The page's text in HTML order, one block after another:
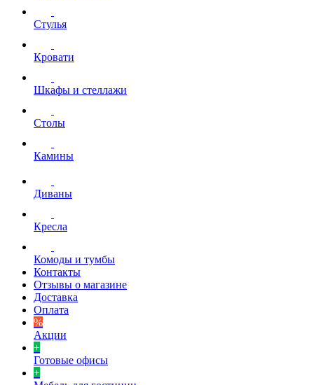
Стулья
Кровати
Шкафы и стеллажи
Столы
Камины
Диваны
Кресла
Комоды и тумбы
Контакты
Отзывы о магазине
Доставка
Оплата
%
Акции
+
Готовые офисы
+